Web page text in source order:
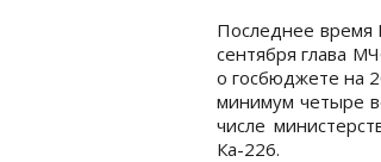
Последнее время
сентября глава
о госбюджете на
минимум четыре
числе
Ка-226.